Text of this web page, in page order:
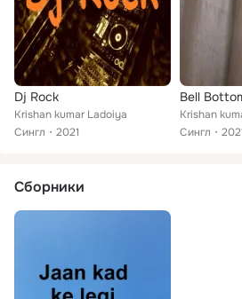
Dj Rock
Krishan kumar Ladoiya
Сингл
2021
Bell
Krishan
Сингл
Сборники